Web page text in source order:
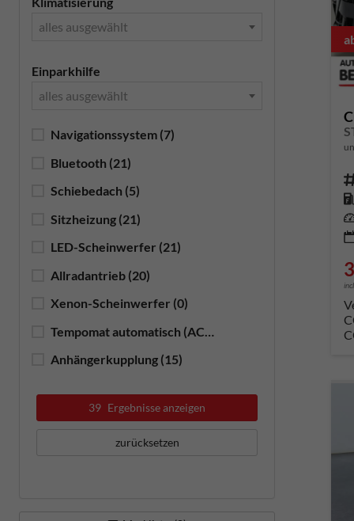
alles ausgewählt
Einparkhilfe
alles ausgewählt
Navigationssystem (7)
Bluetooth (21)
Schiebedach (5)
Sitzheizung (21)
LED-Scheinwerfer (21)
Allradantrieb (20)
Xenon-Scheinwerfer (0)
Tempomat automatisch (ACC)
Anhängerkupplung (15)
39 Ergebnisse anzeigen
zurücksetzen